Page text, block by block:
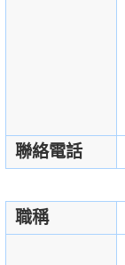
聯絡電話
職稱